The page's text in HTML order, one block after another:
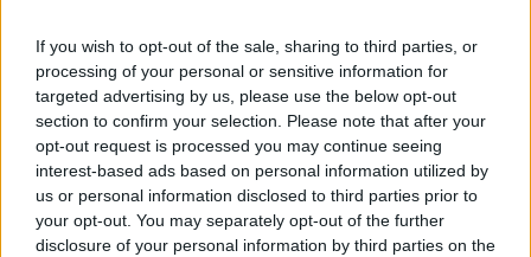
If you wish to opt-out of the sale, sharing to third parties, or
processing of your personal or sensitive information for
targeted advertising by us, please use the below opt-out
section to confirm your selection. Please note that after your
opt-out request is processed you may continue seeing
interest-based ads based on personal information utilized by
us or personal information disclosed to third parties prior to
your opt-out. You may separately opt-out of the further
disclosure of your personal information by third parties on the
V
E
A
V
E
S
S
E
R
V
E
R
G
A
S
G
R E
S